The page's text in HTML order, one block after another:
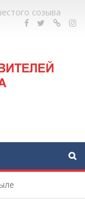
созыва